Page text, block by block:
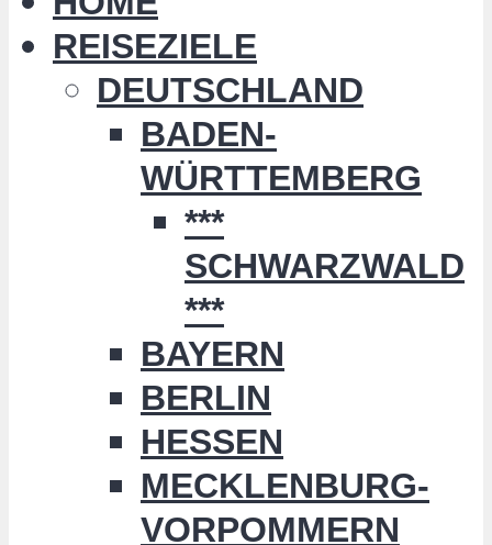
REISEZIELE
DEUTSCHLAND
BADEN-
WÜRTTEMBERG
***
SCHWARZWALD
***
BAYERN
BERLIN
HESSEN
MECKLENBURG-
VORPOMMERN